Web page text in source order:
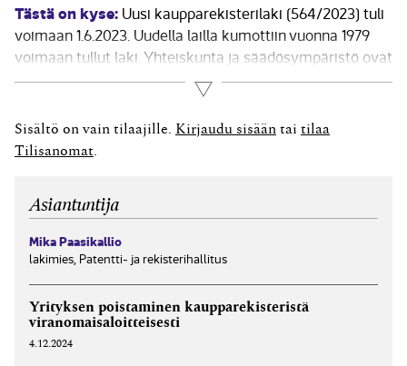
Tästä on kyse: Uusi kaupparekisterilaki (564/2023) tuli
voimaan 1.6.2023. Uudella lailla kumottiin vuonna 1979
voimaan tullut laki. Yhteiskunta ja säädösympäristö ovat
muuttuneet paljon kaupparekisterilain 40 vuoden
voimassaolon aikana – vanhaa lakia muutettiinkin tänä
aikana noin 60 kertaa. Samaan aikaan uuden
kaupparekisterilain kanssa tulivat...
Lue lisää
Sisältö on vain tilaajille. Kirjaudu sisään tai tilaa
Tilisanomat
Asiantuntija
Mika Paasikallio
lakimies, Patentti- ja rekisterihallitus
Yrityksen poistaminen kauppa­rekisteristä
viranomais­aloitteisesti
4.12.2024